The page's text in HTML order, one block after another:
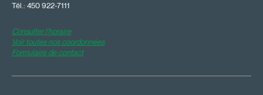
Tél.: 450 922-7111
Consulter l'horaire
Voir toutes nos coordonnées
Formulaire de contact